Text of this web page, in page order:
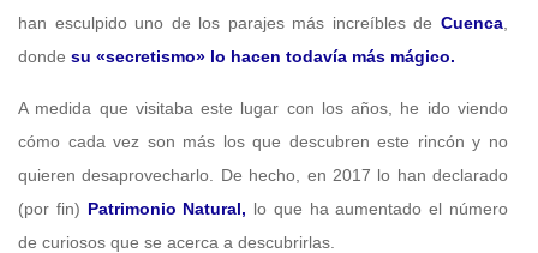
han esculpido uno de los parajes más increíbles de Cuenca
donde su «secretismo» lo hacen todavía más mágico.
A medida que visitaba este lugar con los años, he ido viendo
cómo cada vez son más los que descubren este rincón y no
quieren desaprovecharlo. De hecho, en 2017 lo han declarado
(por fin) Patrimonio Natural, lo que ha aumentado el número
de curiosos que se acerca a descubrirlas.